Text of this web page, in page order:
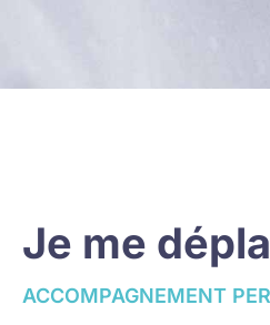
Je me
ACCOMPAGNEMENT